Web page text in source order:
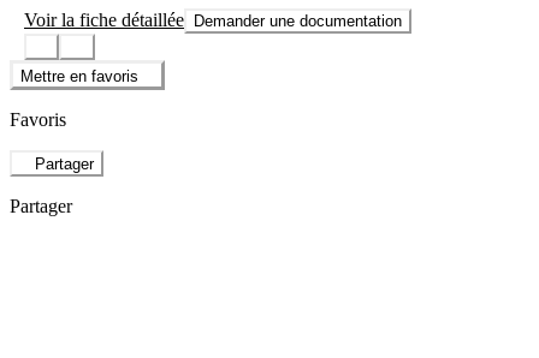
Voir la fiche détaillée Demander une documentation
Mettre en favoris
Favoris
Partager
Partager